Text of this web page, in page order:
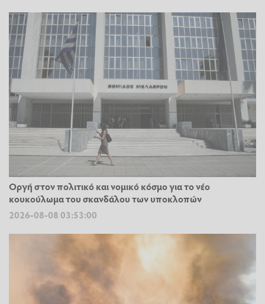
Οργή στον πολιτικό και νομικό κόσμο για το νέο
κουκούλωμα του σκανδάλου των υποκλοπών
2026-08-08 03:53:00